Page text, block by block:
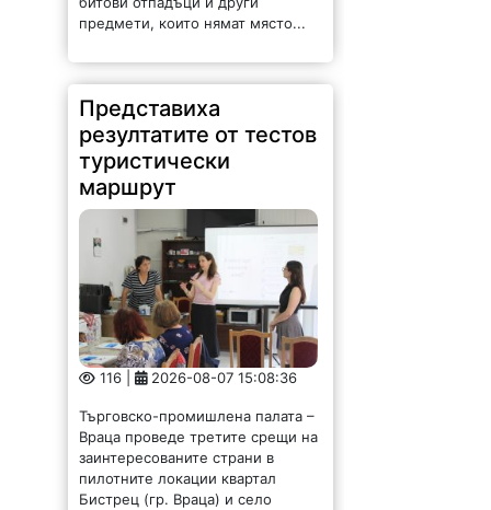
предмети, които нямат място...
Представиха
резултатите от тестов
туристически
маршрут
116 | 2026-08-07 15:08:36
Търговско-промишлена палата –
Враца проведе третите срещи на
заинтересованите страни в
пилотните локации квартал
Бистрец (гр. Враца) и село